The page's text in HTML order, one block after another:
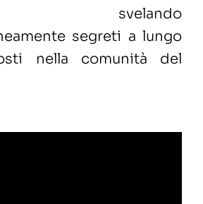
svelando
segreti a lungo
nella comunità del